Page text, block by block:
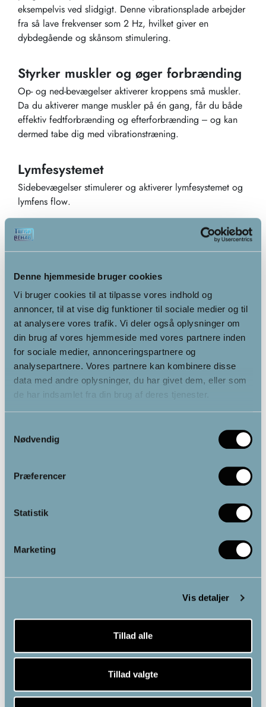
Denne hjemmeside bruger cookies
Vi bruger cookies til at tilpasse vores indhold og
annoncer, til at vise dig funktioner til sociale medier og til
at analysere vores trafik. Vi deler også oplysninger om
din brug af vores hjemmeside med vores partnere inden
for sociale medier, annonceringspartnere og
analysepartnere. Vores partnere kan kombinere disse
data med andre oplysninger, du har givet dem, eller som
de har indsamlet fra din brug af deres tjenester.
Nødvendig
Præferencer
Statistik
Marketing
Vis detaljer
Tillad alle
Tillad valgte
eksempelvis ved slidgigt. Denne vibrationsplade arbejder
fra så lave frekvenser som 2 Hz, hvilket giver en
dybdegående og skånsom stimulering.
Styrker muskler og øger forbrænding
Op- og ned-bevægelser aktiverer kroppens små muskler.
Da du aktiverer mange muskler på én gang, får du både
effektiv fedtforbrænding og efterforbrænding – og kan
dermed tabe dig med vibrationstræning.
Lymfesystemet
Sidebevægelser stimulerer og aktiverer lymfesystemet og
lymfens flow.
Programmer
Sidebevægelser
Op- og ned-bevægelser
Med kun 15 minutters træning kan du
opnå samme effekt som en times
cirkeltræning.
Derudover er træningen skånsom mod kroppen og kan
tilpasses dine individuelle behov. Du kan vælge at træne